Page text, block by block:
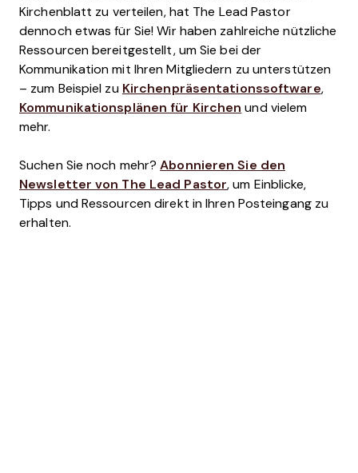
Kirchenblatt zu verteilen, hat The Lead Pastor
dennoch etwas für Sie! Wir haben zahlreiche nützliche
Ressourcen bereitgestellt, um Sie bei der
Kommunikation mit Ihren Mitgliedern zu unterstützen
– zum Beispiel zu Kirchenpräsentationssoftware,
Kommunikationsplänen für Kirchen und vielem
mehr.
Suchen Sie noch mehr? Abonnieren Sie den
Newsletter von The Lead Pastor, um Einblicke,
Tipps und Ressourcen direkt in Ihren Posteingang zu
erhalten.